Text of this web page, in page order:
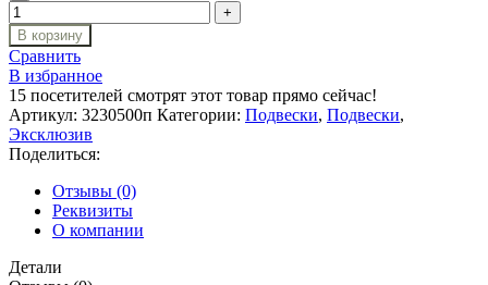
В корзину
Сравнить
В избранное
15 посетителей смотрят этот товар прямо сейчас!
Артикул: 3230500п Категории: Подвески, Подвески,
Эксклюзив
Поделиться:
Отзывы (0)
Реквизиты
О компании
Детали